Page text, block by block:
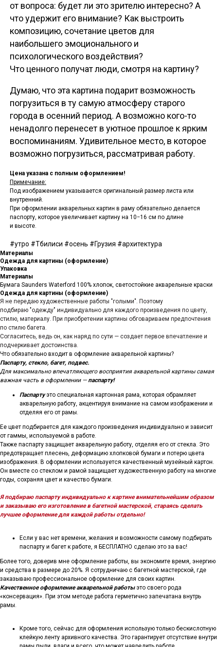
от вопроса: будет ли это зрителю интересно? А
что удержит его внимание? Как выстроить
композицию, сочетание цветов для
наибольшего эмоционального и
психологического воздействия?
Что ценного получат люди, смотря на картину?
Думаю, что эта картина подарит возможность
погрузиться в ту самую атмосферу старого
города в осенний период. А возможно кого-то
ненадолго перенесет в уютное прошлое к ярким
воспоминаниям. Удивительное место, в которое
возможно погрузиться, рассматривая работу.
Цена указана с полным оформлением!
Примечание:
Под изображением указывается оригинальный размер листа или
внутренний.
При оформлении акварельных картин в раму обязательно делается
паспорту, которое увеличивает картину на 10−16 см по длине
и высоте.
#утро #Тбилиси #осень #Грузия #архитектура
Материалы
Одежда для картины (оформление)
Упаковка
Материалы
Бумага Saunders Waterford 100% хлопок, светостойкие акварельные краски
Одежда для картины (оформление)
Я не передаю художественные работы "голыми". Поэтому
подбираю "одежду" индивидуально для каждого произведения по цвету,
стилю, материалу. При приобретении картины обговариваем предпочтения
по стилю багета.
Согласитесь, ведь он, как наряд по сути — создает первое впечатление и
подчеркивает достоинства.
Что обязательно входит в оформление акварельной картины?
Паспарту, стекло, багет, подвес.
Для максимально впечатляющего восприятия акварельной картины самая
важная часть в оформлении —паспарту!
Паспартуэто специальная картонная рама, которая обрамляет
акварельную работу, акцентируя внимание на самом изображении и
отделяя его от рамы.
Ее цвет подбирается для каждого произведения индивидуально и зависит
от гаммы, используемой в работе.
Также паспарту защищает акварельную работу, отделяя его от стекла. Это
предотвращает плесень, деформацию хлопковой бумаги и потерю цвета
изображения. В оформлении используется качественный музейный картон.
Он вместе со стеклом и рамой защищает художественную работу на многие
годы, сохраняя цвет и качество бумаги.
Я подбираю паспарту индивидуально к картине внимательнейшим образом
и заказываю его изготовление в багетной мастерской, стараясь сделать
лучшее оформление для каждой работы отдельно!
Если у вас нет времени, желания и возможности самому подбирать
паспарту и багет к работе, я БЕСПЛАТНО сделаю это за вас!
Более того, доверив мне оформление работы, вы экономите время, энергию
и средства в размере до 20%. Я сотрудничаю с багетной мастерской, где
заказываю профессиональное оформление для своих картин.
Качественное оформление акварельной работы это своего рода
«консервация». При этом методе работа герметично запечатана внутрь
рамы.
Кроме того, сейчас для оформления использую только бескислотную
клейкую ленту архивного качества. Это гарантирует отсутствие внутри